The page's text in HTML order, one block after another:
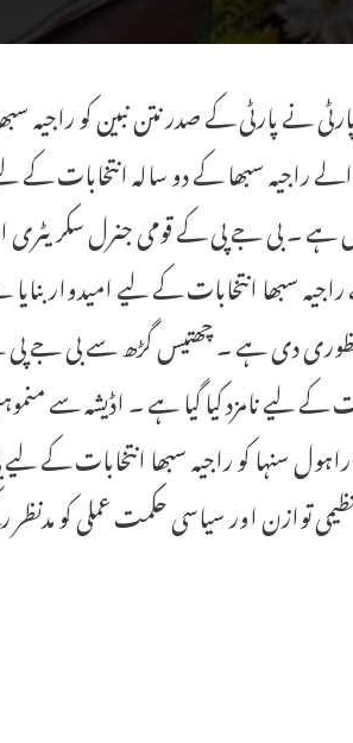
جنتا پارٹی نے پارٹی کے صدر نتن نبین کو
2026 میں ہونے والے راجیہ سبھا کے دو سالہ
ہے ۔ بی جے پی کے قومی جنرل سکریٹری
سبھا انتخابات کے لیے امیدوار
دی ہے ۔ چھتیس گڑھ سے بی جے پی
کے لیے نامزد کیا گیا ہے ۔ اڈیشہ سے
کو راجیہ سبھا انتخابات کے لیے بی
توازن اور سیاسی حکمت عملی کو مدنظر